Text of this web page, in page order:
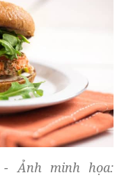
Ảnh minh họa: